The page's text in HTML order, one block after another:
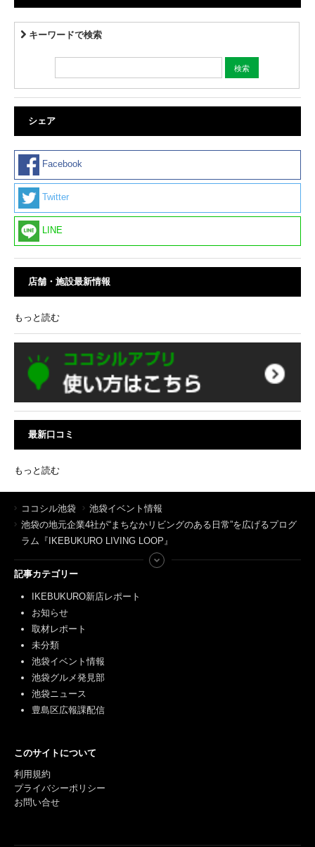
キーワードで検索
シェア
Facebook
Twitter
LINE
店舗・施設最新情報
もっと読む
最新口コミ
もっと読む
ココシル池袋
池袋イベント情報
池袋の地元企業4社が“まちなかリビングのある日常”を広げるプログ
ラム『IKEBUKURO LIVING LOOP』
記事カテゴリー
IKEBUKURO新店レポート
お知らせ
取材レポート
未分類
池袋イベント情報
池袋グルメ発見部
池袋ニュース
豊島区広報課配信
このサイトについて
利用規約
プライバシーポリシー
お問い合せ